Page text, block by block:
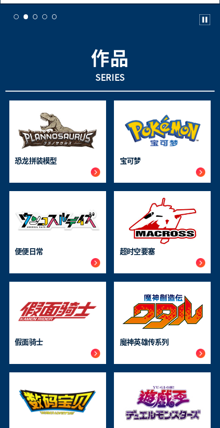
作品
SERIES
恐龙拼装模型 宝可梦
便便日常 超时空要塞
假面骑士 魔神英雄传系列